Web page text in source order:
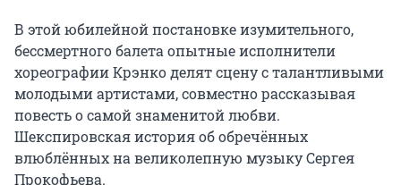
В этой юбилейной постановке изумительного,
бессмертного балета опытные исполнители
хореографии Крэнко делят сцену с талантливыми
молодыми артистами, совместно рассказывая
повесть о самой знаменитой любви.
Шекспировская история об обречённых
влюблённых на великолепную музыку Сергея
Прокофьева.